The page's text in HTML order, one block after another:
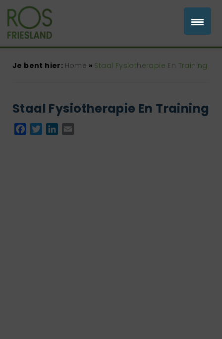
Je bent hier: Home » Staal Fysiotherapie En Training
Staal Fysiotherapie En Training
Facebook
TwitterLinkedIn